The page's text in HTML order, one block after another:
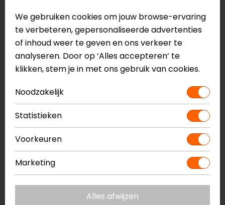
Systeemhelm vs integraalhelm: wat
is de beste keuze?
Lees meer...
Bekijk alle blogs >
We gebruiken cookies om jouw browse-ervaring
te verbeteren, gepersonaliseerde advertenties
of inhoud weer te geven en ons verkeer te
analyseren. Door op ‘Alles accepteren’ te
klikken, stem je in met ons gebruik van cookies.
Noodzakelijk
Statistieken
Voorkeuren
Marketing
Alles afwijzen